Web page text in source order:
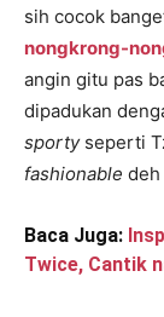
sih cocok
nongkrong-
angin gitu pas
dipadukan
sportyseperti
fashionable deh
Baca Juga:
Twice, Cantik